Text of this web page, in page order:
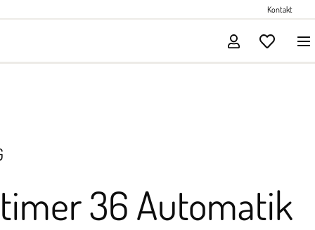
Kontakt
36 Automatik